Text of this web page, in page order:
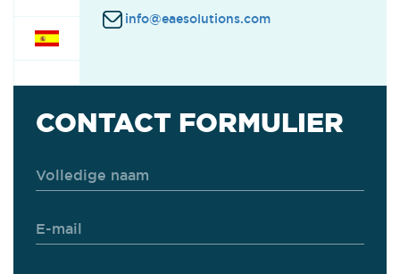
info@eaesolutions.com
CONTACT FORMULIER